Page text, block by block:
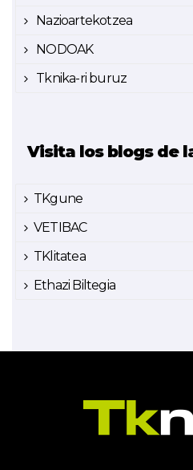
Nazioartekotzea
NODOAK
Tknika-ri buruz
Visita los blogs de
TKgune
VETIBAC
TKlitatea
Ethazi Biltegia